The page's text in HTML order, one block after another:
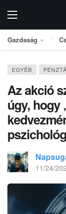
Gazdaság
EGYÉB
Az akció
úgy, hogy
11/24/